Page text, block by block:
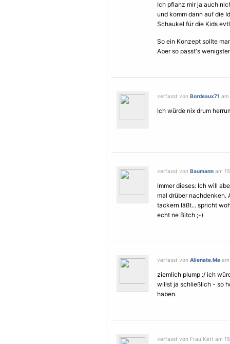
Ich pflanz mir ja auch
und komm dann auf die
Schaukel für die Kids
So ein Konzept sollte
Aber so passt's
verfasst von Bordeaux71 am
Ich würde nix drum
verfasst von Baumann am
Immer dieses: Ich will
mal drüber nachdenken.
tackern läßt... spricht
echt ne Bitch ;-)
verfasst von Alienate.Me
ziemlich plump :/ ich
willst ja schließlich - so
haben.
verfasst von Frau Kett am